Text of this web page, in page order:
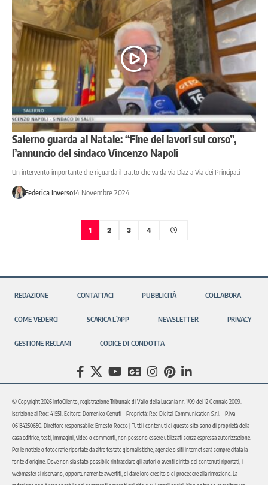
Salerno guarda al Natale: “Fine dei lavori sul corso”,
l’annuncio del sindaco Vincenzo Napoli
Un intervento importante che riguarda il tratto che va da via Diaz a Via dei Principati
Federica Inverso14 Novembre 2024
1 2 3 4
REDAZIONE CONTATTACI PUBBLICITÀ COLLABORA
COME VEDERCI SCARICA L’APP NEWSLETTER PRIVACY
GESTIONE RECLAMI CODICE DI CONDOTTA
© Copyright 2026 InfoCilento, registrazione Tribunale di Vallo della Lucania nr. 1/09 del 12 Gennaio 2009.
Iscrizione al Roc: 41551. Editore: Domenico Cerruti – Proprietà: Red Digital Communication S.r.l. – P.iva
06134250650. Direttore responsabile: Ernesto Rocco | Tutti i contenuti di questo sito sono di proprietà della
casa editrice, testi, immagini, video o commenti, non possono essere utilizzati senza espressa autorizzazione.
Per le notizie o fotografie riportate da altre testate giornalistiche, agenzie o siti internet sarà sempre citata la
fonte d’origine. Dove non sia stato possibile rintracciare gli autori o aventi diritto dei contenuti riportati, i
webmaster si riservano, opportunamente avvertiti, di dare loro credito o di procedere alla rimozione. La